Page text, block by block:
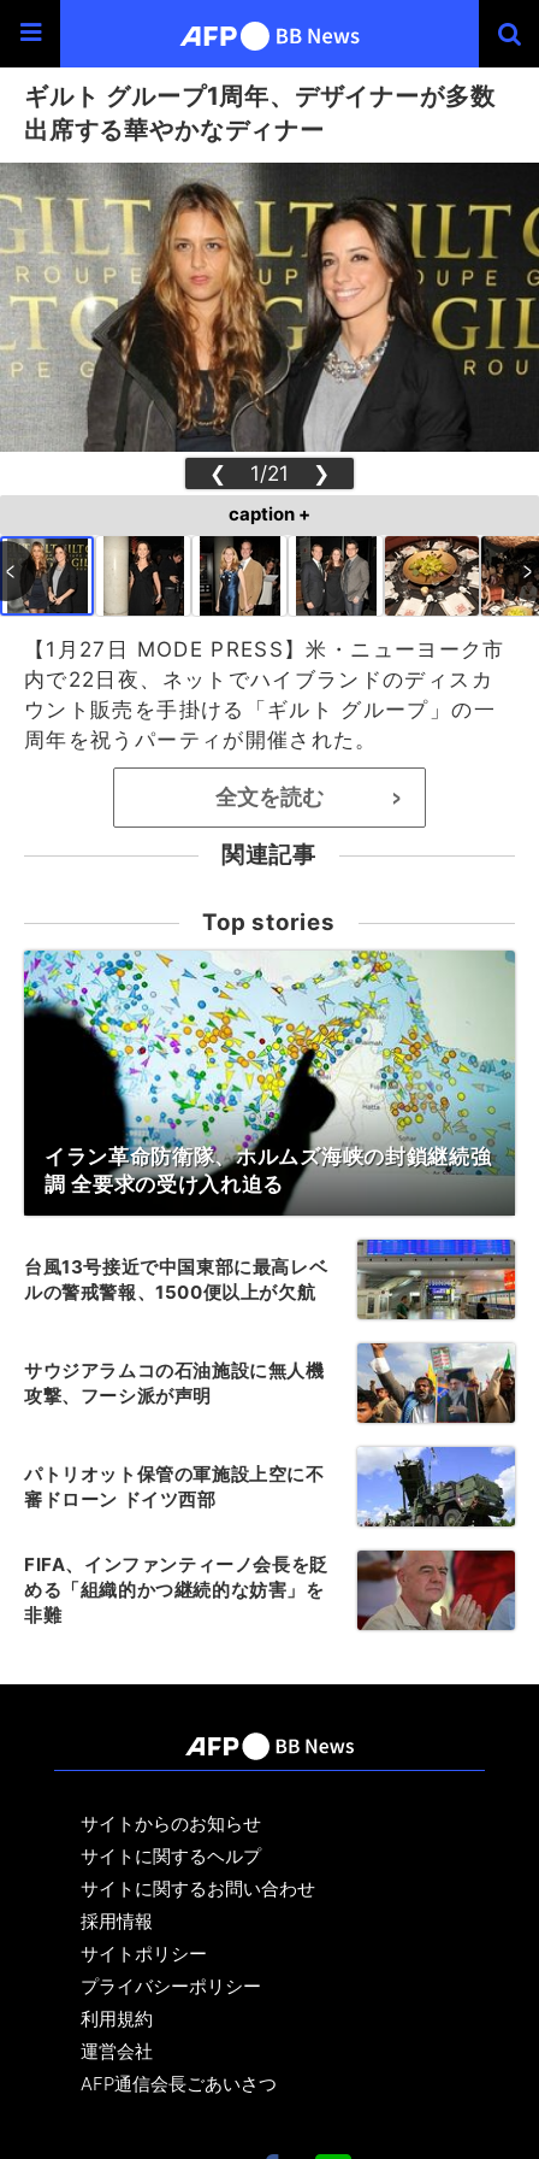
ギルト グループ1周年、デザイナーが多数
出席する華やかなディナー
❮ 1/21 ❯
caption +
【1月27日 MODE PRESS】米・ニューヨーク市
内で22日夜、ネットでハイブランドのディスカ
ウント販売を手掛ける「ギルト グループ」の一
周年を祝うパーティが開催された。
全文を読む >
関連記事
Top stories
イラン革命防衛隊、ホルムズ海峡の封鎖継続強
調 全要求の受け入れ迫る
台風13号接近で中国東部に最高レベ
ルの警戒警報、1500便以上が欠航
サウジアラムコの石油施設に無人機
攻撃、フーシ派が声明
パトリオット保管の軍施設上空に不
審ドローン ドイツ西部
FIFA、インファンティーノ会長を貶
める「組織的かつ継続的な妨害」を
非難
サイトからのお知らせ
サイトに関するヘルプ
サイトに関するお問い合わせ
採用情報
サイトポリシー
プライバシーポリシー
利用規約
運営会社
AFP通信会長ごあいさつ